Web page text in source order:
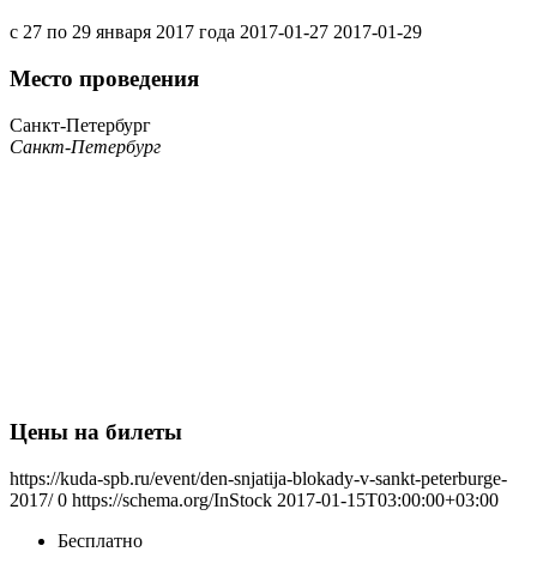
с 27 по 29 января 2017 года 2017-01-27 2017-01-29
Место проведения
Санкт-Петербург
Санкт-Петербург
Цены на билеты
https://kuda-spb.ru/event/den-snjatija-blokady-v-sankt-peterburge-
2017/ 0 https://schema.org/InStock 2017-01-15T03:00:00+03:00
Бесплатно